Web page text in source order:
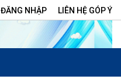
ĐĂNG NHẬP LIÊN HỆ GÓP Ý